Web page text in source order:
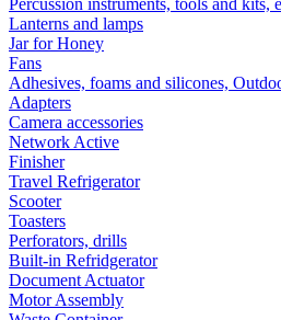
Lanterns and lamps
Jar for Honey
Fans
Adhesives, foams and silicones,
Adapters
Camera accessories
Network Active
Finisher
Travel Refrigerator
Scooter
Toasters
Perforators, drills
Built-in Refridgerator
Document Actuator
Motor Assembly